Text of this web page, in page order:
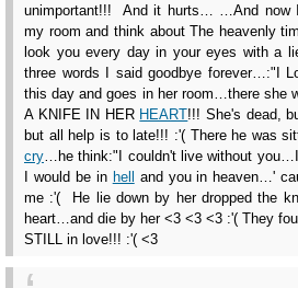
unimportant!!! And it hurts… …And now
my room and think about The heavenly
look you every day in your eyes with a
three words I said goodbye forever…:"I
this day and goes in her room…there she
A KNIFE IN HER HEART!!! She's dead,
but all help is to late!!! :'( There he was
cry …he think:"I couldn't live without
I would be in hell and you in heaven…'
me :'( He lie down by her dropped the
heart…and die by her <3 <3 <3 :'( They
STILL in love!!! :'( <3